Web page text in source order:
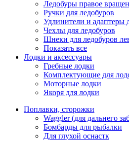
Ледобуры правое
Ручки для ледобуров
Удлинители и адаптеры
Чехлы для ледобуров
Шнеки для ледобуров
Показать все
Лодки и аксессуары
Гребные лодки
Комплектующие для
Моторные лодки
Якоря для лодки
Поплавки, сторожки
Waggler (для дальнего
Бомбарды для рыбалки
Для глухой оснастк